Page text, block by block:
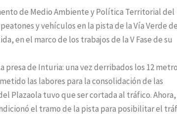
de Medio Ambiente y Política Territorial del
y vehículos en la pista de la Vía Verde
en el marco de los trabajos de la V Fase de su
de Inturia: una vez derribados los 12
las labores para la consolidación de las
Plazaola tuvo que ser cortada al tráfico.
el tramo de la pista para posibilitar el